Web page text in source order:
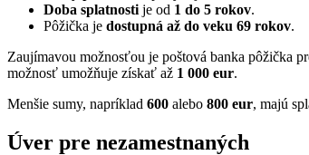
Doba splatnosti je od 1 do 5 rokov.
Pôžička je dostupná až do veku 69 rokov.
Zaujímavou možnosťou je poštová banka pôžička
možnosť umožňuje získať až 1 000 eur.
Menšie sumy, napríklad 600 alebo 800 eur, majú
Úver pre nezamestnaných